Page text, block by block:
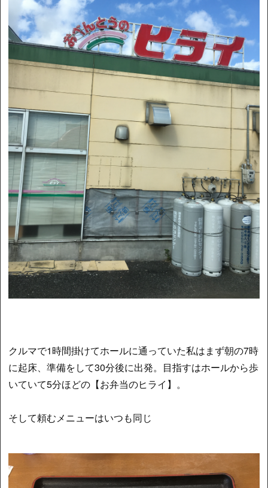
クルマで1時間掛けてホールに通っていた私はまず朝の7時
に起床、準備をして30分後に出発。目指すはホールから歩
いていて5分ほどの【お弁当のヒライ】。
そして頼むメニューはいつも同じ